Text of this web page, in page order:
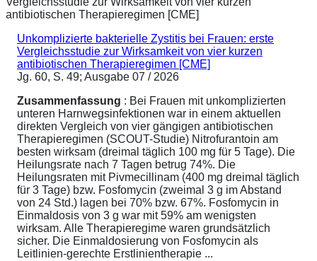
Unkomplizierte bakterielle Zystitis bei Frauen: erste
Vergleichsstudie zur Wirksamkeit von vier kurzen
antibiotischen Therapieregimen [CME]
Jg. 60, S. 49; Ausgabe 07 / 2026
Zusammenfassung : Bei Frauen mit unkomplizierten
unteren Harnwegsinfektionen war in einem aktuellen
direkten Vergleich von vier gängigen antibiotischen
Therapieregimen (SCOUT-Studie) Nitrofurantoin am
besten wirksam (dreimal täglich 100 mg für 5 Tage). Die
Heilungsrate nach 7 Tagen betrug 74%. Die
Heilungsraten mit Pivmecillinam (400 mg dreimal täglich
für 3 Tage) bzw. Fosfomycin (zweimal 3 g im Abstand
von 24 Std.) lagen bei 70% bzw. 67%. Fosfomycin in
Einmaldosis von 3 g war mit 59% am wenigsten
wirksam. Alle Therapieregime waren grundsätzlich
sicher. Die Einmaldosierung von Fosfomycin als
Leitlinien-gerechte Erstlinientherapie ...